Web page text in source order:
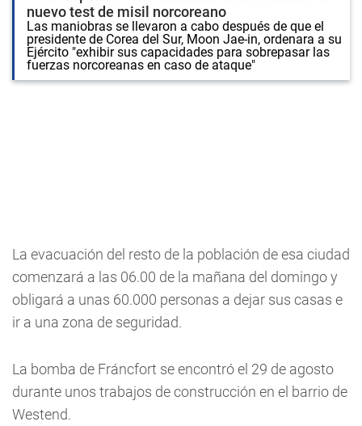
nuevo test de misil norcoreano
Las maniobras se llevaron a cabo después de que el
presidente de Corea del Sur, Moon Jae-in, ordenara a su
Ejército "exhibir sus capacidades para sobrepasar las
fuerzas norcoreanas en caso de ataque"
La evacuación del resto de la población de esa ciudad
comenzará a las 06.00 de la mañana del domingo y
obligará a unas 60.000 personas a dejar sus casas e
ir a una zona de seguridad.
La bomba de Fráncfort se encontró el 29 de agosto
durante unos trabajos de construcción en el barrio de
Westend.